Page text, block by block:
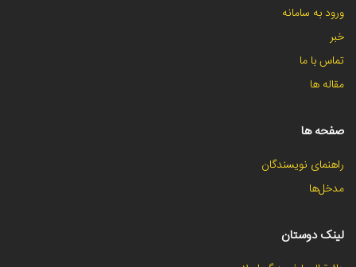
ورود به سامانه
خبر
تماس با ما
مقاله ها
صفحه ها
راهنمای نویسندگان
مدخل‌ها
لینک دوستان